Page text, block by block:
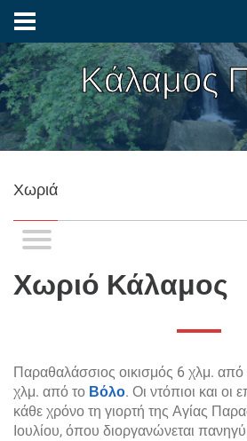
Κάλαμος
Χωριά
Χωριό Κάλαμος
Παραθαλάσσιος οικισμός 6 χλμ. από
χλμ. από το Βόλο. Οι ντόπιοι και οι
κάθε χρόνο τη γιορτή της Αγίας
Ιουλίου, όπου διοργανώνεται